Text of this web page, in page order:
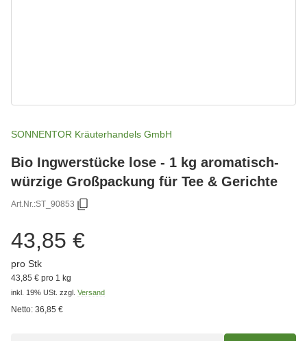
SONNENTOR Kräuterhandels GmbH
Bio Ingwerstücke lose - 1 kg aromatisch-
würzige Großpackung für Tee & Gerichte
Art.Nr.:ST_90853
43,85 €
pro Stk
43,85 € pro 1 kg
inkl. 19% USt. zzgl. Versand
Netto: 36,85 €